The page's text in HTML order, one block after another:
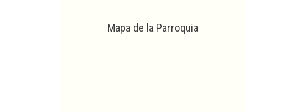
Mapa de la Parroquia